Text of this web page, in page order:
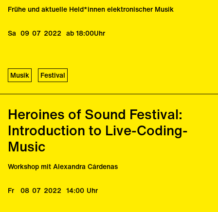
Chantal Dumas
Monique Jean
OTHER EYE
Ann Southam
Roxanne Turcotte
Panel II
Pía Alvarado Arróspide
Ale Hop
Ana Maria Rodriguez
Frühe und aktuelle Held*innen elektronischer Musik
Sa 09 07 2022 ab 18:00Uhr
Musik Festival
Heroines of Sound Festival:
Introduction to Live-Coding-
Music
Workshop mit Alexandra Cárdenas
Fr 08 07 2022 14:00 Uhr